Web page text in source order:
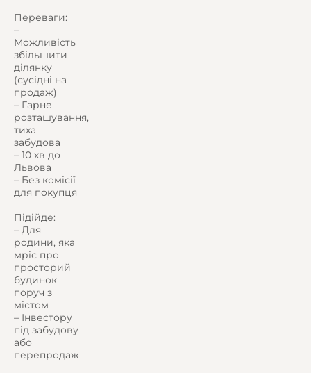
Переваги:
–
Можливість
збільшити
ділянку
(сусідні на
продаж)
– Гарне
розташування,
тиха
забудова
– 10 хв до
Львова
– Без комісії
для покупця
Підійде:
– Для
родини, яка
мріє про
просторий
будинок
поруч з
містом
– Інвестору
під забудову
або
перепродаж